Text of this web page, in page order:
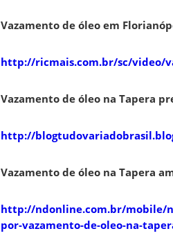
Vazamento de óleo em
http://ricmais.com.br/sc/video/
Vazamento de óleo na Tapera
http://
Vazamento de óleo na Tapera
http://ndonline.com.br/mobile/
por-vazamento-de-oleo-na-